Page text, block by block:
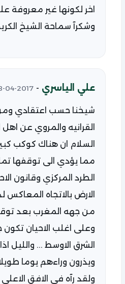
اخر لكونها غير معروفة
وشكرآ سماحة الشيخ
علي الياسري -
2017-04-18
شيخنا حسب اعتقادي
القرانيه والمروي عن
السلام ان هناك كوكب
مما يؤدي الى توقفها
الطرد المركزي وقانون
الارض بالاتجاه
من جهه المغرب بعد
وعلى اغلب الاحيان
الشرق الاوسط ... والليل
ويذرون وراءهم يوما
ولقد رآه في الافق الاعلى